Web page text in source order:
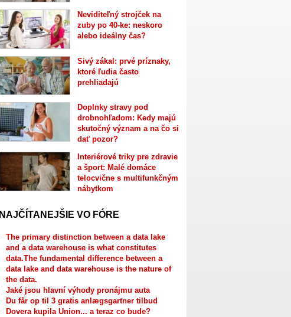
Neviditeľný strojček na
zuby po 40-ke: neskoro
alebo ideálny čas?
Sivý zákal: prvé príznaky,
ktoré ľudia často
prehliadajú
Doplnky stravy pod
drobnohľadom: Kedy majú
skutočný význam a na čo si
dať pozor?
Interiérové triky pre zdravie
a šport: Malé domáce
telocvične s multifunkčným
nábytkom
NAJČÍTANEJŠIE VO FÓRE
The primary distinction between a data lake
and a data warehouse is what constitutes
data.The fundamental difference between a
data lake and data warehouse is the nature of
the data.
Jaké jsou hlavní výhody pronájmu auta
Du får op til 3 gratis anlægsgartner tilbud
Dovera kupila Union... a teraz co bude?